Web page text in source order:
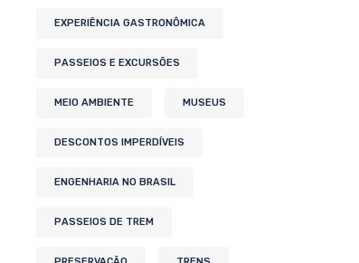
EXPERIÊNCIA GASTRONÔMICA
PASSEIOS E EXCURSÕES
MEIO AMBIENTE MUSEUS
DESCONTOS IMPERDÍVEIS
ENGENHARIA NO BRASIL
PASSEIOS DE TREM